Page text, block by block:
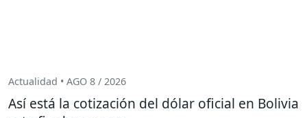
Actualidad • AGO 8 / 2026
Así está la cotización del dólar oficial en Bolivia